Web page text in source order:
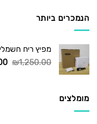
הנמכרים ביותר
מפיץ ריח חשמלי
₪1,250.00
מומלצים